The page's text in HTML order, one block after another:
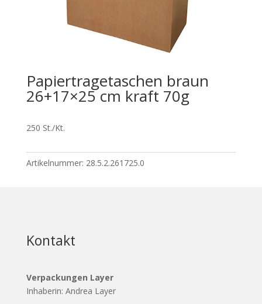
Papiertragetaschen braun
26+17×25 cm kraft 70g
250 St./Kt.
Artikelnummer: 28.5.2.261725.0
Kontakt
Verpackungen Layer
Inhaberin: Andrea Layer